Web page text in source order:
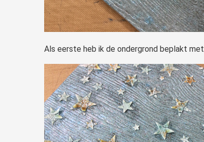
Als eerste heb ik de ondergrond beplakt met